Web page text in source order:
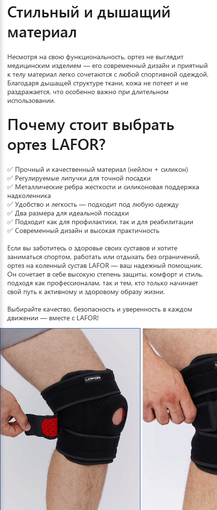
Стильный и дышащий
материал
Несмотря на свою функциональность, ортез не выглядит
медицинским изделием — его современный дизайн и приятный
к телу материал легко сочетаются с любой спортивной одеждой.
Благодаря дышащей структуре ткани, кожа не потеет и не
раздражается, что особенно важно при длительном
использовании.
Почему стоит выбрать
ортез LAFOR?
✅ Прочный и качественный материал (нейлон + силикон)
✅ Регулируемые липучки для точной посадки
✅ Металлические ребра жесткости и силиконовая поддержка
надколенника
✅ Удобство и легкость — подходит под любую одежду
✅ Два размера для идеальной посадки
✅ Подходит как для профилактики, так и для реабилитации
✅ Современный дизайн и высокая практичность
Если вы заботитесь о здоровье своих суставов и хотите
заниматься спортом, работать или отдыхать без ограничений,
ортез на коленный сустав LAFOR — ваш надежный помощник.
Он сочетает в себе высокую степень защиты, комфорт и стиль,
подходя как профессионалам, так и тем, кто только начинает
свой путь к активному и здоровому образу жизни.
Выбирайте качество, безопасность и уверенность в каждом
движении — вместе с LAFOR!